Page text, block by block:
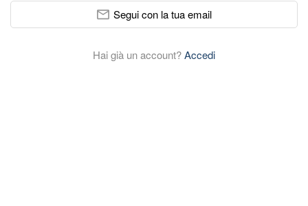
Segui con la tua email
Hai già un account?Accedi